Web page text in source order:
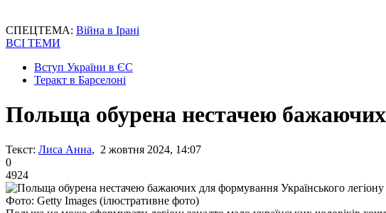
СПЕЦТЕМА: Війна в Ірані
ВСІ ТЕМИ
Вступ України в ЄС
Теракт в Барселоні
Польща обурена нестачею
Текст: Лиса Анна, 2 жовтня 2024, 14:07
0
4924
Фото: Getty Images (ілюстративне фото)